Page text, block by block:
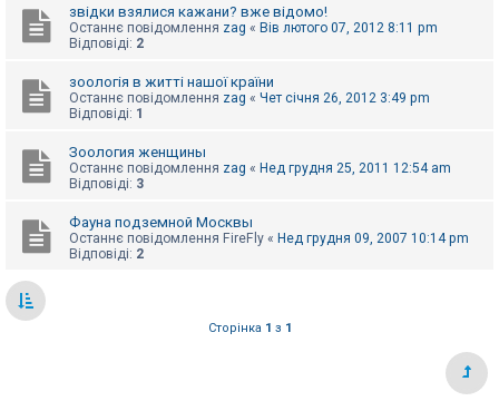
о
А
т
т
и
звідки взялися кажани? вже відомо!
Останнє повідомлення zag « Вів лютого 07, 2012 8:11 pm
Відповіді: 2
зоологія в житті нашої країни
Останнє повідомлення zag « Чет січня 26, 2012 3:49 pm
Відповіді: 1
Зоология женщины
Останнє повідомлення zag « Нед грудня 25, 2011 12:54 am
Відповіді: 3
Фауна подземной Москвы
Останнє повідомлення FireFly « Нед грудня 09, 2007 10:14 pm
Відповіді: 2
Сторінка 1 з 1